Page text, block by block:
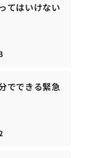
てはいけない
でできる緊急